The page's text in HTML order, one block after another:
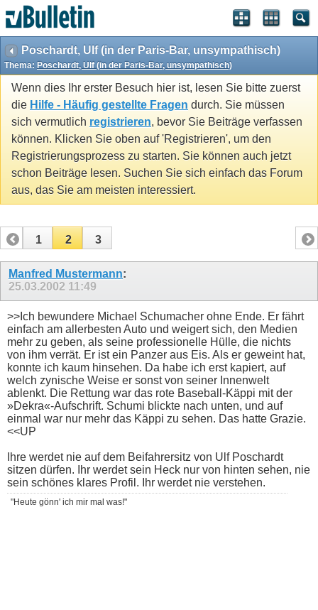
Poschardt, Ulf (in der Paris-Bar, unsympathisch)
Thema: Poschardt, Ulf (in der Paris-Bar, unsympathisch)
Wenn dies Ihr erster Besuch hier ist, lesen Sie bitte zuerst
die Hilfe - Häufig gestellte Fragen durch. Sie müssen
sich vermutlich registrieren, bevor Sie Beiträge verfassen
können. Klicken Sie oben auf 'Registrieren', um den
Registrierungsprozess zu starten. Sie können auch jetzt
schon Beiträge lesen. Suchen Sie sich einfach das Forum
aus, das Sie am meisten interessiert.
1 2 3
Manfred Mustermann:
25.03.2002 11:49
>>Ich bewundere Michael Schumacher ohne Ende. Er fährt
einfach am allerbesten Auto und weigert sich, den Medien
mehr zu geben, als seine professionelle Hülle, die nichts
von ihm verrät. Er ist ein Panzer aus Eis. Als er geweint hat,
konnte ich kaum hinsehen. Da habe ich erst kapiert, auf
welch zynische Weise er sonst von seiner Innenwelt
ablenkt. Die Rettung war das rote Baseball-Käppi mit der
»Dekra«-Aufschrift. Schumi blickte nach unten, und auf
einmal war nur mehr das Käppi zu sehen. Das hatte Grazie.
<<UP
Ihre werdet nie auf dem Beifahrersitz von Ulf Poschardt
sitzen dürfen. Ihr werdet sein Heck nur von hinten sehen, nie
sein schönes klares Profil. Ihr werdet nie verstehen.
"Heute gönn' ich mir mal was!"